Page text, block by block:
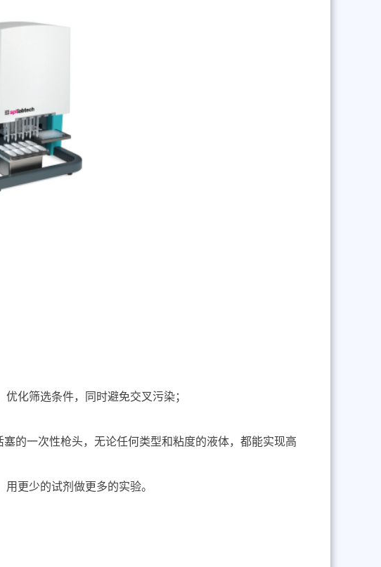
优化筛选条件，同时避免交叉污染；
塞的一次性枪头，无论任何类型和粘度的液体，都能实现高
更少的试剂做更多的实验。